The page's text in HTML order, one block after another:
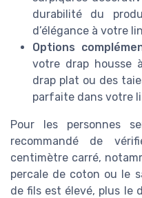
durabilité du
d’élégance à votre
Options
votre drap housse
drap plat ou des
parfaite dans votre
Pour les personnes
recommandé de
centimètre carré,
percale de coton ou le
de fils est élevé, plus le